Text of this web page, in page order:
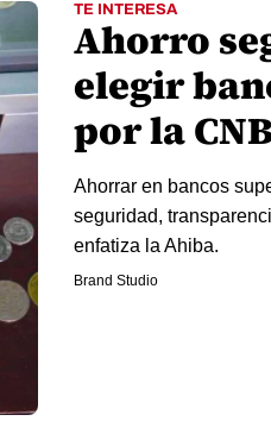
TE INTERESA
Ahorro
elegir
por la
Ahorrar en bancos
seguridad,
enfatiza la Ahiba.
Brand Studio